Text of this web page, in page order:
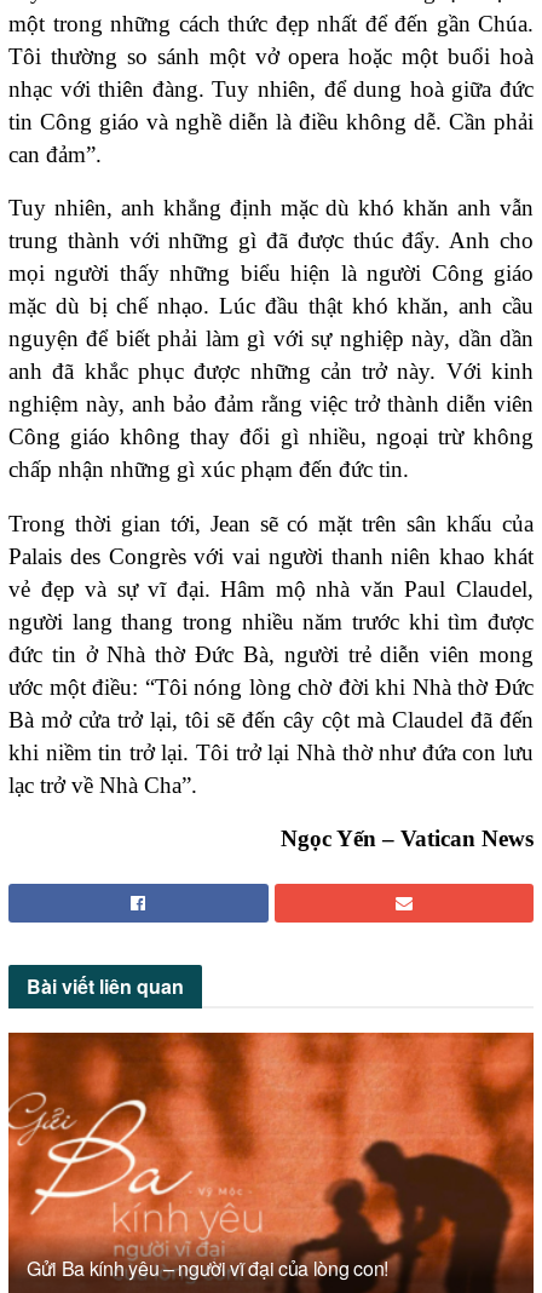
một trong những cách thức đẹp nhất để đến gần Chúa.
Tôi thường so sánh một vở opera hoặc một buổi hoà
nhạc với thiên đàng. Tuy nhiên, để dung hoà giữa đức
tin Công giáo và nghề diễn là điều không dễ. Cần phải
can đảm”.
Tuy nhiên, anh khẳng định mặc dù khó khăn anh vẫn
trung thành với những gì đã được thúc đẩy. Anh cho
mọi người thấy những biểu hiện là người Công giáo
mặc dù bị chế nhạo. Lúc đầu thật khó khăn, anh cầu
nguyện để biết phải làm gì với sự nghiệp này, dần dần
anh đã khắc phục được những cản trở này. Với kinh
nghiệm này, anh bảo đảm rằng việc trở thành diễn viên
Công giáo không thay đổi gì nhiều, ngoại trừ không
chấp nhận những gì xúc phạm đến đức tin.
Trong thời gian tới, Jean sẽ có mặt trên sân khấu của
Palais des Congrès với vai người thanh niên khao khát
vẻ đẹp và sự vĩ đại. Hâm mộ nhà văn Paul Claudel,
người lang thang trong nhiều năm trước khi tìm được
đức tin ở Nhà thờ Đức Bà, người trẻ diễn viên mong
ước một điều: “Tôi nóng lòng chờ đời khi Nhà thờ Đức
Bà mở cửa trở lại, tôi sẽ đến cây cột mà Claudel đã đến
khi niềm tin trở lại. Tôi trở lại Nhà thờ như đứa con lưu
lạc trở về Nhà Cha”.
Ngọc Yến – Vatican News
Bài viết liên quan
Gửi Ba kính yêu – người vĩ đại của lòng con!